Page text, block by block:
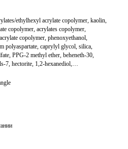
ethylhexyl acrylate copolymer, kaolin,
copolymer, acrylates copolymer,
copolymer, phenoxyethanol,
polyaspartate, caprylyl glycol, silica,
PPG-2 methyl ether, beheneth-30,
7, hectorite, 1,2-hexanediol,
iron oxide, carbon black, red iron oxide